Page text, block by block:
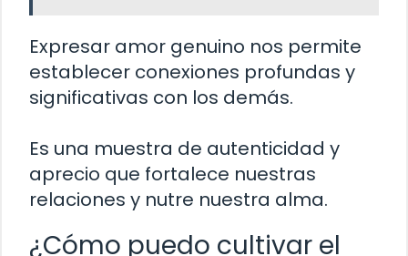
Expresar amor genuino nos permite
establecer conexiones profundas y
significativas con los demás.
Es una muestra de autenticidad y
aprecio que fortalece nuestras
relaciones y nutre nuestra alma.
¿Cómo puedo cultivar el